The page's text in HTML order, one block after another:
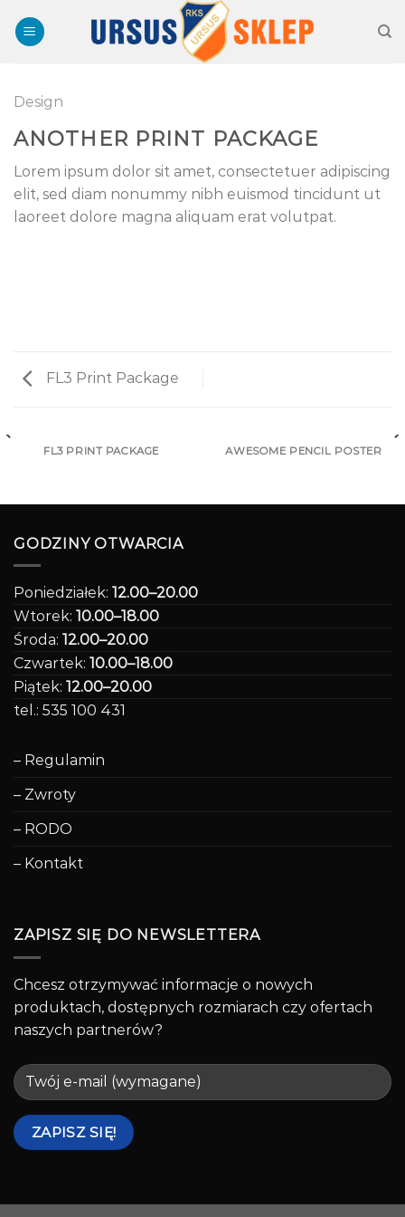
Design
ANOTHER PRINT PACKAGE
Lorem ipsum dolor sit amet, consectetuer adipiscing
elit, sed diam nonummy nibh euismod tincidunt ut
laoreet dolore magna aliquam erat volutpat.
FL3 Print Package
FL3 PRINT PACKAGE AWESOME PENCIL POSTER
GODZINY OTWARCIA
Poniedziałek: 12.00–20.00
Wtorek: 10.00–18.00
Środa: 12.00–20.00
Czwartek: 10.00–18.00
Piątek: 12.00–20.00
tel.: 535 100 431
– Regulamin
– Zwroty
– RODO
– Kontakt
ZAPISZ SIĘ DO NEWSLETTERA
Chcesz otrzymywać informacje o nowych
produktach, dostępnych rozmiarach czy ofertach
naszych partnerów?